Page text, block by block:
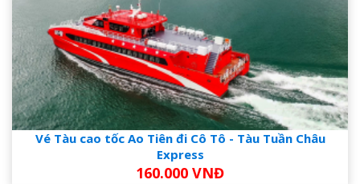
Vé Tàu cao tốc Ao Tiên đi Cô Tô - Tàu Tuần Châu
Express
160.000 VNĐ